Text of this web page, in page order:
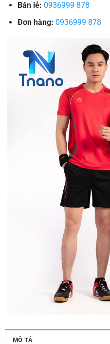
Bán lẻ: 0936999 878
Đơn hàng: 0936999 878
MÔ TẢ